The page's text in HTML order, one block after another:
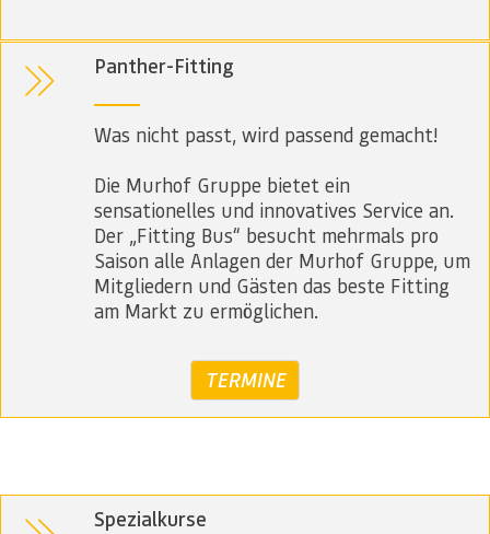
Panther-Fitting
Was nicht passt, wird passend gemacht!
Die Murhof Gruppe bietet ein
sensationelles und innovatives Service an.
Der „Fitting Bus“ besucht mehrmals pro
Saison alle Anlagen der Murhof Gruppe, um
Mitgliedern und Gästen das beste Fitting
am Markt zu ermöglichen.
TERMINE
Spezialkurse